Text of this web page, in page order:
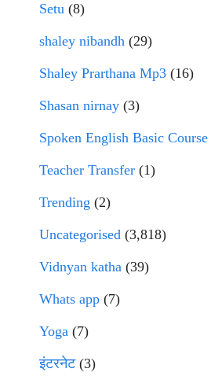
Setu (8)
shaley nibandh (29)
Shaley Prarthana Mp3 (16)
Shasan nirnay (3)
Spoken English Basic Course
Teacher Transfer (1)
Trending (2)
Uncategorised (3,818)
Vidnyan katha (39)
Whats app (7)
Yoga (7)
इंटरनेट(3)